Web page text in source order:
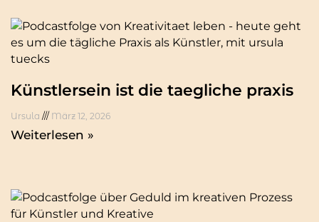
Künstlersein ist die taegliche praxis
Ursula März 12, 2026
Weiterlesen »